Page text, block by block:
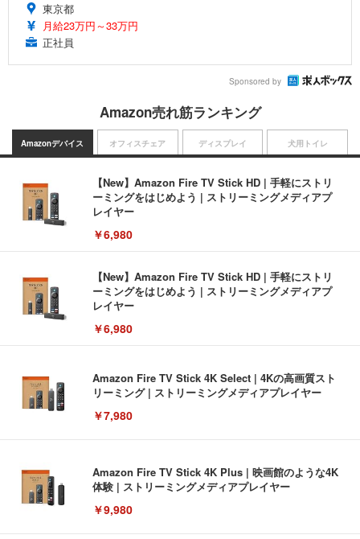
東京都
月給23万円～33万円
正社員
Sponsored by
Amazon売れ筋ランキング
Amazonデバイス
【New】Amazon Fire TV Stick HD | 手軽にストリ
ーミングをはじめよう | ストリーミングメディアプ
レイヤー
￥6,980
【New】Amazon Fire TV Stick HD | 手軽にストリ
ーミングをはじめよう | ストリーミングメディアプ
レイヤー
￥6,980
Amazon Fire TV Stick 4K Select | 4Kの高画質スト
リーミング | ストリーミングメディアプレイヤー
￥7,980
Amazon Fire TV Stick 4K Plus | 映画館のような4K
体験 | ストリーミングメディアプレイヤー
￥9,980
オフィスチェア ディスプレイ 犬用トイレ